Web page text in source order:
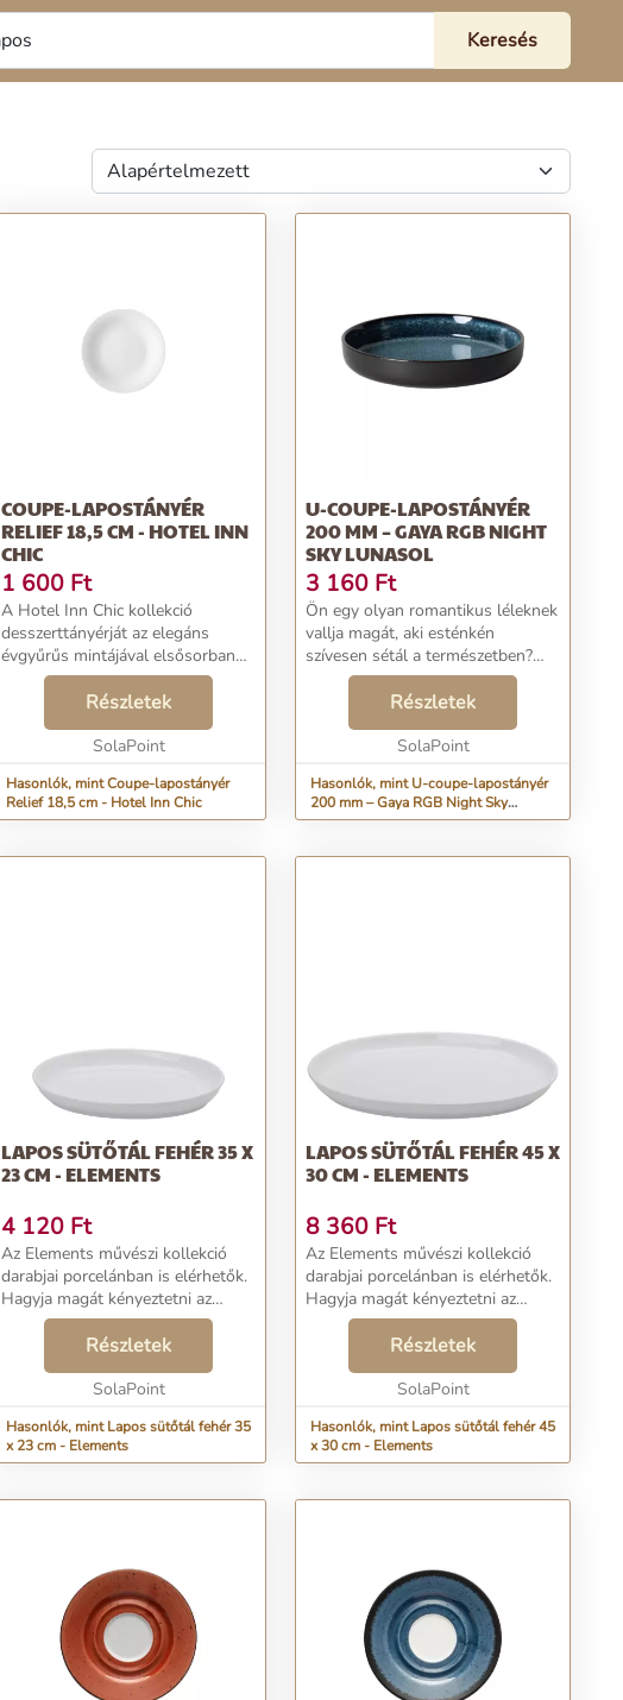
COUPE-LAPOSTÁNYÉR
RELIEF 18,5 CM - HOTEL INN
CHIC
1 600 Ft
A Hotel Inn Chic kollekció
desszerttányérját az elegáns
évgyűrűs mintájával elsősorban
különféle desszertek
felszolgálására szántuk....
Részletek
SolaPoint
Hasonlók, mint Coupe-lapostányér
Relief 18,5 cm - Hotel Inn Chic
U-COUPE-LAPOSTÁNYÉR
200 MM – GAYA RGB NIGHT
SKY LUNASOL
3 160 Ft
Ön egy olyan romantikus léleknek
vallja magát, aki esténkén
szívesen sétál a természetben?
Akkor a csodálatos Gaya Night
Sky tányér a kedvére lesz. Ötletes
színe révén úgy érzi majd, mintha
Részletek
SolaPoint
Hasonlók, mint U-coupe-lapostányér
200 mm – Gaya RGB Night Sky
Lunasol
LAPOS SÜTŐTÁL FEHÉR 35 X
23 CM - ELEMENTS
4 120 Ft
Az Elements művészi kollekció
darabjai porcelánban is elérhetők.
Hagyja magát kényeztetni az
egyedülálló emelt peremű
tányérokkal, amelyek a
mindennapi tálalást
élményszerűvé változtatják. A
Részletek
SolaPoint
Hasonlók, mint Lapos sütőtál fehér 35
x 23 cm - Elements
LAPOS SÜTŐTÁL FEHÉR 45 X
30 CM - ELEMENTS
8 360 Ft
Az Elements művészi kollekció
darabjai porcelánban is elérhetők.
Hagyja magát kényeztetni az
egyedülálló emelt peremű
tányérokkal, amelyek a
mindennapi tálalást
élményszerűvé változtatják. A
Részletek
SolaPoint
Hasonlók, mint Lapos sütőtál fehér 45
x 30 cm - Elements